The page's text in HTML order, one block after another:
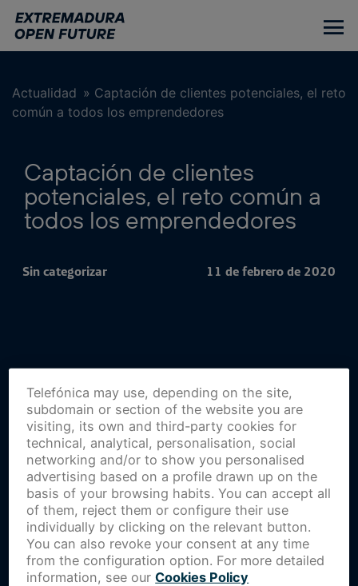
contenido
Actualidad » Captación de clientes potenciales, el reto
común a todos los emprendedores
Captación de clientes
potenciales, el reto común a
todos los emprendedores
Sin categorizar 11 de febrero de 2020
Telefónica may use, depending on the site,
subdomain or section of the website you are
visiting, its own and third-party cookies for
technical, analytical, personalisation, social
networking and/or to show you personalised
advertising based on a profile drawn up on the
basis of your browsing habits. You can accept all
of them, reject them or configure their use
individually by clicking on the relevant button.
You can also revoke your consent at any time
from the configuration option. For more detailed
information, see our Cookies Policy